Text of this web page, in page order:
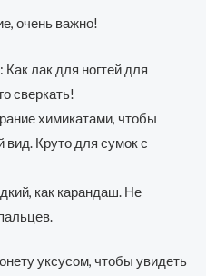
очень важно!
: Как лак для ногтей для
сверкать!
химикатами, чтобы
вид. Круто для сумок с
как карандаш. Не
уксусом, чтобы увидеть